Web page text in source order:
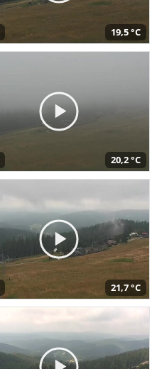
19,5 °C
20,2 °C
21,7 °C